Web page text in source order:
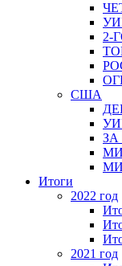
2-
США
Итоги
2022 год
2021 год